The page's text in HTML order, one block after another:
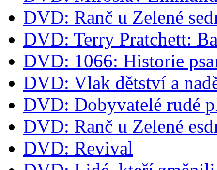
DVD: Ranč u Zelené
DVD: Terry Pratchett:
DVD: 1066: Historie
DVD: Vlak dětství a
DVD: Dobyvatelé rudé
DVD: Ranč u Zelené
DVD: Revival